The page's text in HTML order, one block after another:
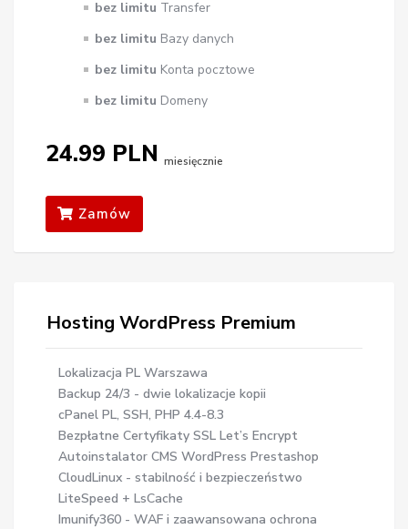
bez limitu Transfer
bez limitu Bazy danych
bez limitu Konta pocztowe
bez limitu Domeny
24.99 PLN miesięcznie
Zamów
Hosting WordPress Premium
Lokalizacja PL Warszawa
Backup 24/3 - dwie lokalizacje kopii
cPanel PL, SSH, PHP 4.4-8.3
Bezpłatne Certyfikaty SSL Let’s Encrypt
Autoinstalator CMS WordPress Prestashop
CloudLinux - stabilność i bezpieczeństwo
LiteSpeed + LsCache
Imunify360 - WAF i zaawansowana ochrona